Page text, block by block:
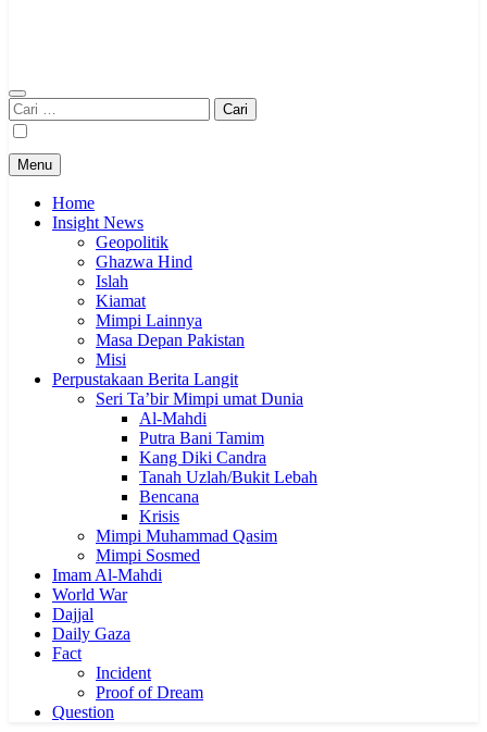
Cari
untuk:
Menu
Home
Insight News
Geopolitik
Ghazwa Hind
Islah
Kiamat
Mimpi Lainnya
Masa Depan Pakistan
Misi
Perpustakaan Berita Langit
Seri Ta’bir Mimpi umat Dunia
Al-Mahdi
Putra Bani Tamim
Kang Diki Candra
Tanah Uzlah/Bukit Lebah
Bencana
Krisis
Mimpi Muhammad Qasim
Mimpi Sosmed
Imam Al-Mahdi
World War
Dajjal
Daily Gaza
Fact
Incident
Proof of Dream
Question